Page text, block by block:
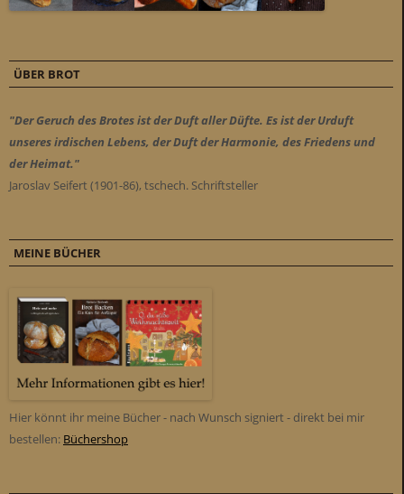
ÜBER BROT
"Der Geruch des Brotes ist der Duft aller Düfte. Es ist der Urduft
unseres irdischen Lebens, der Duft der Harmonie, des Friedens und
der Heimat."
Jaroslav Seifert (1901-86), tschech. Schriftsteller
MEINE BÜCHER
Hier könnt ihr meine Bücher - nach Wunsch signiert - direkt bei mir
bestellen: Büchershop